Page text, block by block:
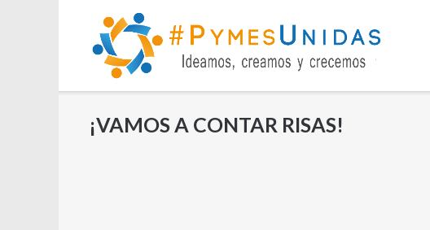
contenido
¡VAMOS A CONTAR RISAS!